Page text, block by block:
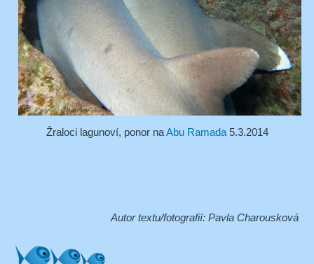
Žraloci lagunoví, ponor naAbu Ramada5.3.2014
Autor textu/fotografií: Pavla Charousková